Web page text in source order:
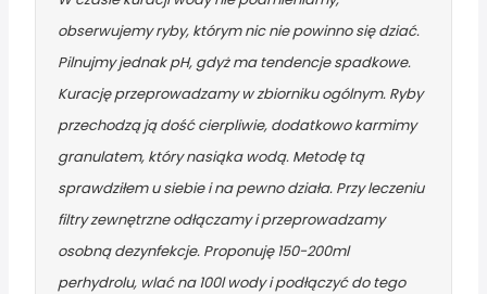
obserwujemy ryby, którym nic nie powinno się dziać.
Pilnujmy jednak pH, gdyż ma tendencje spadkowe.
Kurację przeprowadzamy w zbiorniku ogólnym. Ryby
przechodzą ją dość cierpliwie, dodatkowo karmimy
granulatem, który nasiąka wodą. Metodę tą
sprawdziłem u siebie i na pewno działa. Przy leczeniu
filtry zewnętrzne odłączamy i przeprowadzamy
osobną dezynfekcje. Proponuję 150-200ml
perhydrolu, wlać na 100l wody i podłączyć do tego